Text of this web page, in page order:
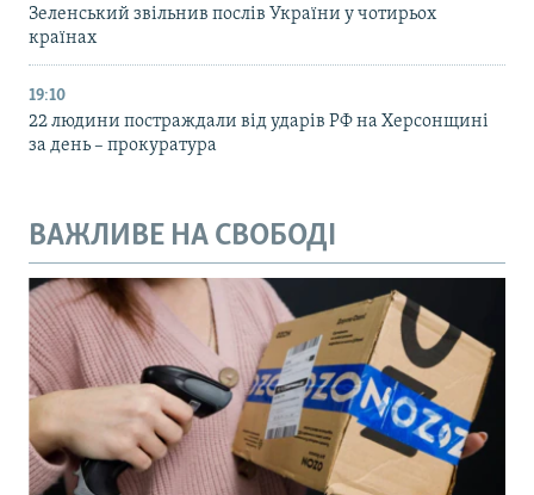
Зеленський звільнив послів України у чотирьох
країнах
19:10
22 людини постраждали від ударів РФ на Херсонщині
за день – прокуратура
ВАЖЛИВЕ НА СВОБОДІ